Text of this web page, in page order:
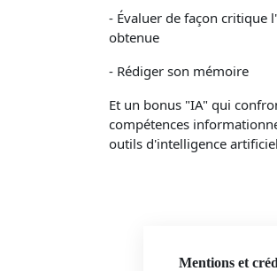
- Évaluer de façon critique
obtenue
- Rédiger son mémoire
Et un bonus "IA" qui
compétences
outils d'intelligence
Mentions et